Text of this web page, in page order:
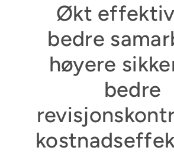
Økt
bedre
høyere
bedre